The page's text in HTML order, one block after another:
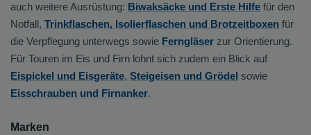
auch weitere Ausrüstung: Biwaksäcke und Erste Hilfe für den
Notfall, Trinkflaschen, Isolierflaschen und Brotzeitboxen für
die Verpflegung unterwegs sowie Ferngläser zur Orientierung.
Für Touren im Eis und Firn lohnt sich zudem ein Blick auf
Eispickel und Eisgeräte, Steigeisen und Grödel sowie
Eisschrauben und Firnanker.
Marken